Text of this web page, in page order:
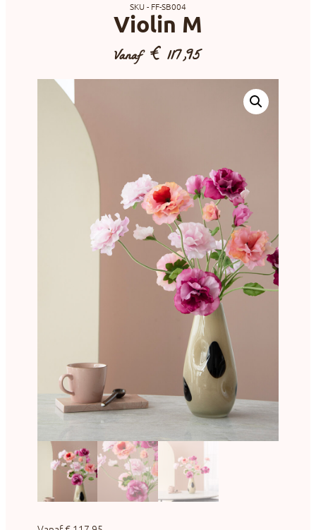
SKU - FF-SB004
Violin M
Vanaf €117,95